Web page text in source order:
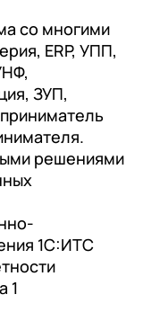
со многими
ERP, УПП,
ЗУП,
решениями
1С:ИТС
1